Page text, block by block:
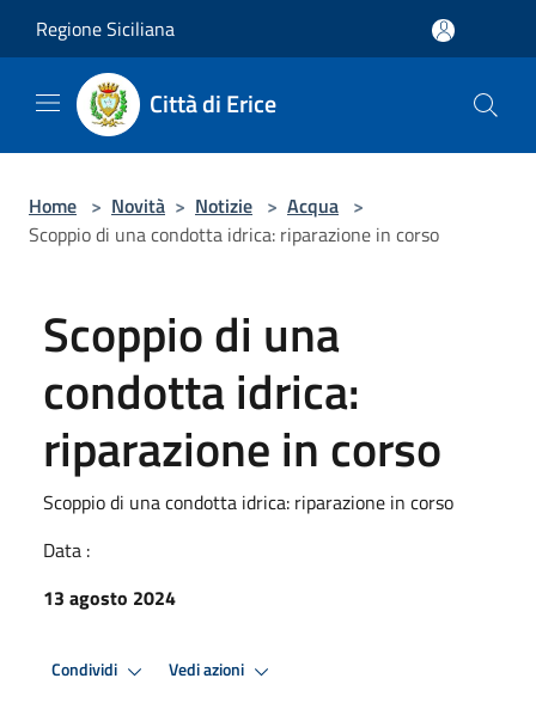
Regione Siciliana
Città di Erice
Home > Novità > Notizie > Acqua >
Scoppio di una condotta idrica: riparazione in corso
Scoppio di una
condotta idrica:
riparazione in corso
Scoppio di una condotta idrica: riparazione in corso
Data :
13 agosto 2024
Condividi Vedi azioni